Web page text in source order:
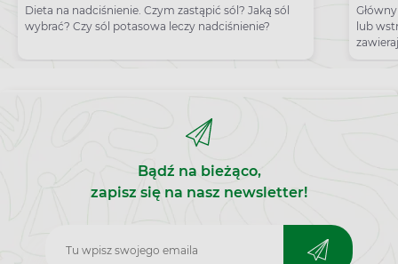
sól?
Dieta na nadciśnienie. Czym zastąpić sól? Jaką sól
wybrać? Czy sól potasowa leczy nadciśnienie?
lub
Bądź na bieżąco,
zapisz się na nasz newsletter!
Zapisz